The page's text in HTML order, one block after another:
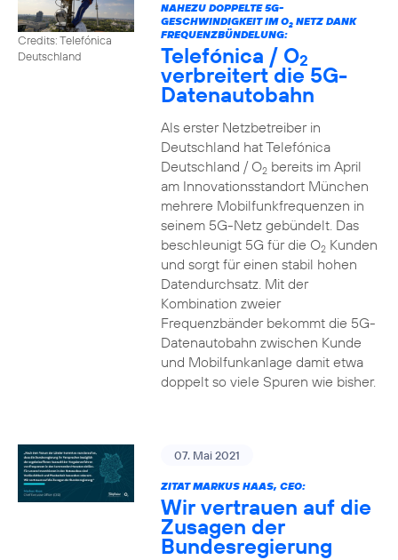
Credits: Telefónica
Deutschland
NAHEZU DOPPELTE 5G-
GESCHWINDIGKEIT IM O2NETZ DANK
FREQUENZBÜNDELUNG:
Telefónica / O2
verbreitert die 5G-
Datenautobahn
Als erster Netzbetreiber in
Deutschland hat Telefónica
Deutschland / O2bereits im April
am Innovationsstandort München
mehrere Mobilfunkfrequenzen in
seinem 5G-Netz gebündelt. Das
beschleunigt 5G für die O2Kunden
und sorgt für einen stabil hohen
Datendurchsatz. Mit der
Kombination zweier
Frequenzbänder bekommt die 5G-
Datenautobahn zwischen Kunde
und Mobilfunkanlage damit etwa
doppelt so viele Spuren wie bisher.
07. Mai 2021
ZITAT MARKUS HAAS, CEO:
Wir vertrauen auf die
Zusagen der
Bundesregierung